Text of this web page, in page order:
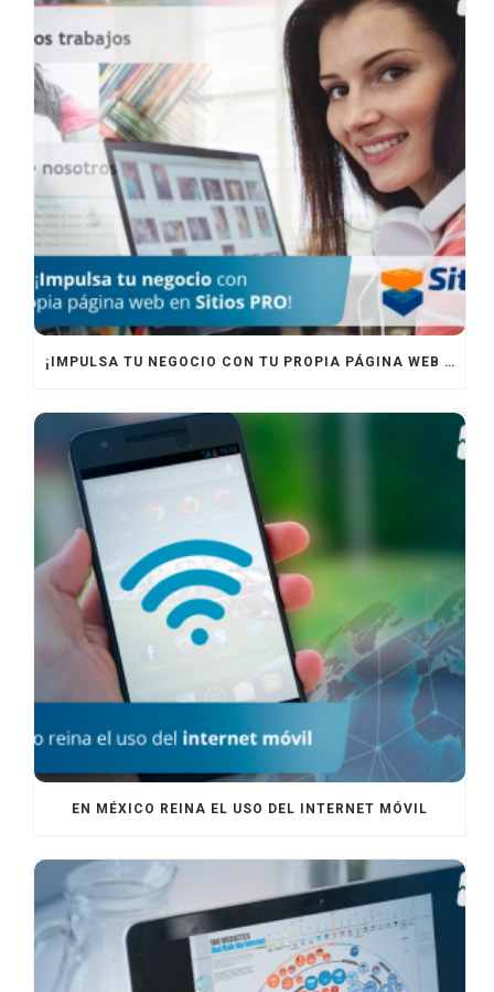
¡IMPULSA TU NEGOCIO CON TU PROPIA PÁGINA WEB EN SITIOS PRO!
EN MÉXICO REINA EL USO DEL INTERNET MÓVIL